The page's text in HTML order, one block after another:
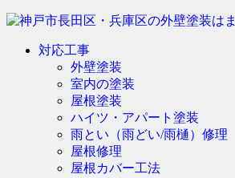
対応工事
外壁塗装
室内の塗装
屋根塗装
ハイツ・アパート塗装
雨とい（雨どい/雨樋）修理
屋根修理
屋根カバー工法